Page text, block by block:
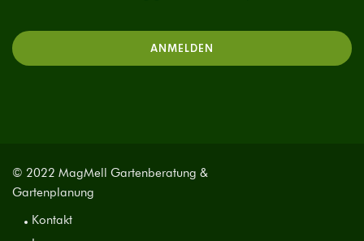
© 2022 MagMell Gartenberatung &
Gartenplanung
Kontakt